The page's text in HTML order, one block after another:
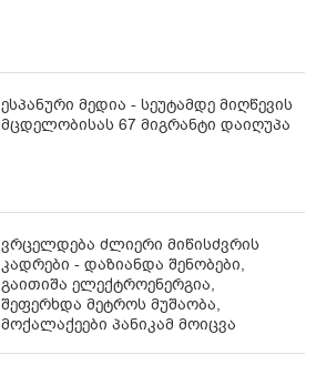
ესპანური მედია - სეუტამდე მიღწევის
მცდელობისას 67 მიგრანტი დაიღუპა
ვრცელდება ძლიერი მიწისძვრის
კადრები - დაზიანდა შენობები,
გაითიშა ელექტროენერგია,
შეფერხდა მეტროს მუშაობა,
მოქალაქეები პანიკამ მოიცვა